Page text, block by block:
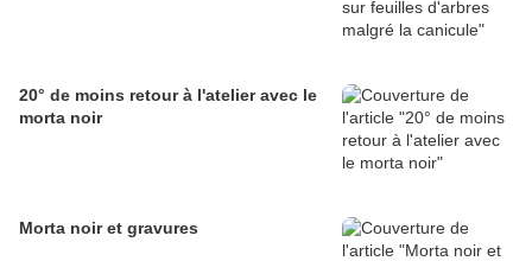
20° de moins retour à l'atelier avec le
morta noir
Morta noir et gravures